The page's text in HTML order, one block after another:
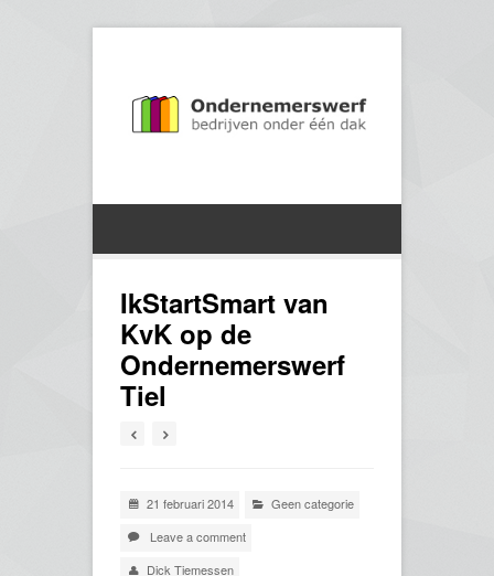
IkStartSmart van
KvK op de
Ondernemerswerf
Tiel
21 februari 2014
Geen categorie
Leave a comment
Dick Tiemessen